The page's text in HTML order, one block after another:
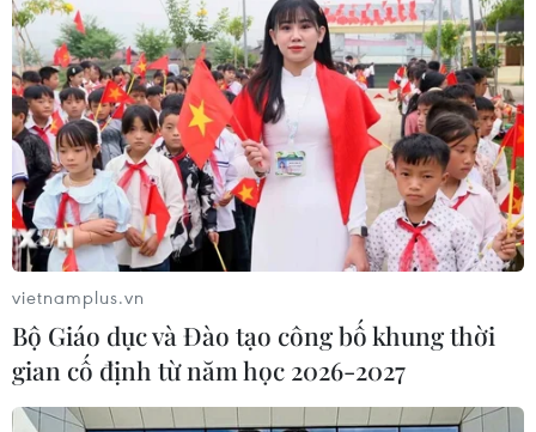
vietnamplus.vn
Bộ Giáo dục và Đào tạo công bố khung thời
gian cố định từ năm học 2026-2027